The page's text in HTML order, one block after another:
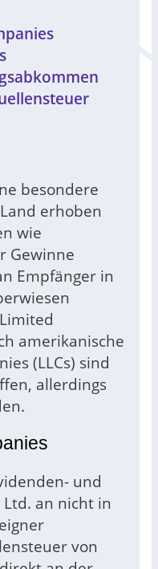
besondere
erhoben
wie
Gewinne
Empfänger in
amerikanische
(LLCs) sind
allerdings
und
an nicht in
von